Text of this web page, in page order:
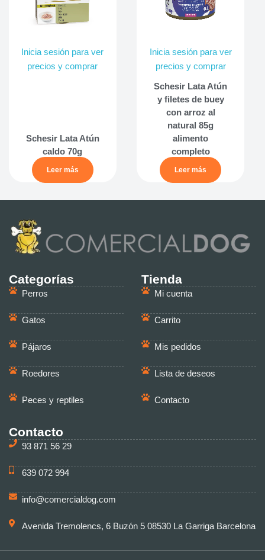
Inicia sesión para ver
precios y comprar
Schesir Lata Atún
caldo 70g
Leer más
Inicia sesión para ver
precios y comprar
Schesir Lata Atún
y filetes de buey
con arroz al
natural 85g
alimento
completo
Leer más
Categorías
Perros
Gatos
Pájaros
Roedores
Peces y reptiles
Tienda
Mi cuenta
Carrito
Mis pedidos
Lista de deseos
Contacto
Contacto
93 871 56 29
639 072 994
info@comercialdog.com
Avenida Tremolencs, 6 Buzón 5 08530 La Garriga Barcelona